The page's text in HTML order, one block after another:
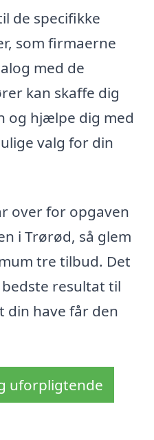
de specifikke
som firmaerne
med de
kan skaffe dig
hjælpe dig med
valg for din
over for opgaven
i Trørød, så glem
tre tilbud. Det
resultat til
din have får den
uforpligtende